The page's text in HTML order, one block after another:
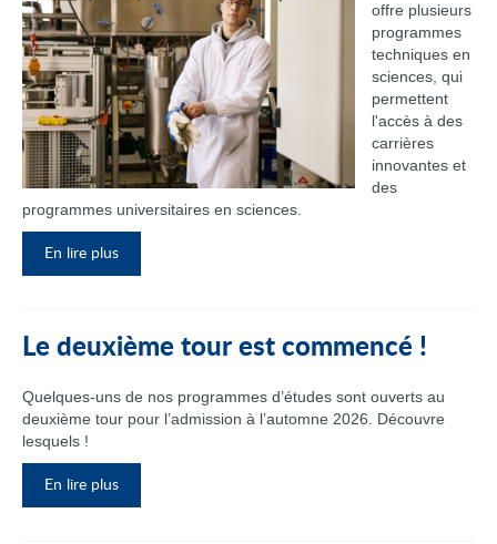
offre plusieurs
programmes
techniques en
sciences, qui
permettent
l'accès à des
carrières
innovantes et
des
programmes universitaires en sciences.
En lire plus
Le deuxième tour est commencé !
Quelques-uns de nos programmes d’études sont ouverts au
deuxième tour pour l’admission à l’automne 2026. Découvre
lesquels !
En lire plus